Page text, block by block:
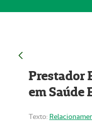
Prestador
em Saúde
Texto: